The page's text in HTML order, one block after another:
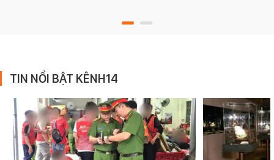
TIN NỔI BẬT KÊNH14